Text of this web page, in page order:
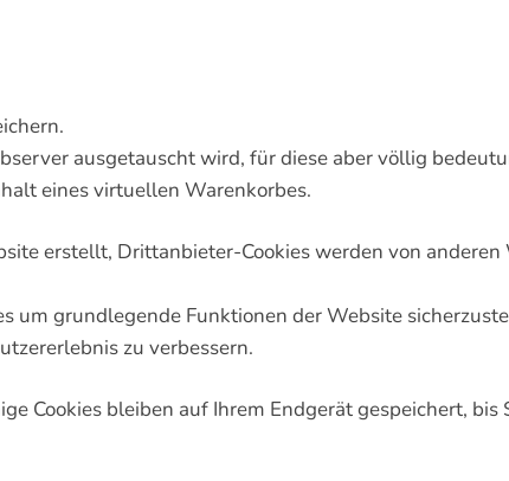
ausgetauscht wird, für diese aber völlig
eines virtuellen Warenkorbes.
erstellt, Drittanbieter-Cookies werden von anderen
um grundlegende Funktionen der Website
zu verbessern.
Cookies bleiben auf Ihrem Endgerät gespeichert, bis